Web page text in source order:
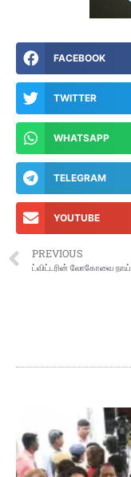
FACEBOOK
TWITTER
WHATSAPP
TELEGRAM
YOUTUBE
PREVIOUS